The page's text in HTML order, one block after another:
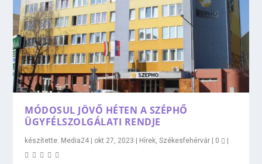
MÓDOSUL JÖVŐ HÉTEN A SZÉPHŐ
ÜGYFÉLSZOLGÁLATI RENDJE
készítette: Media24 okt 27, 2023 Hírek,Székesfehérvár 0